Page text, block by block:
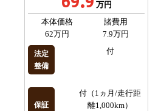
万円
本体価格
62万円
諸費用
7.9万円
法定
整備
付
保証
付（1ヵ月/走行距
離1,000km）